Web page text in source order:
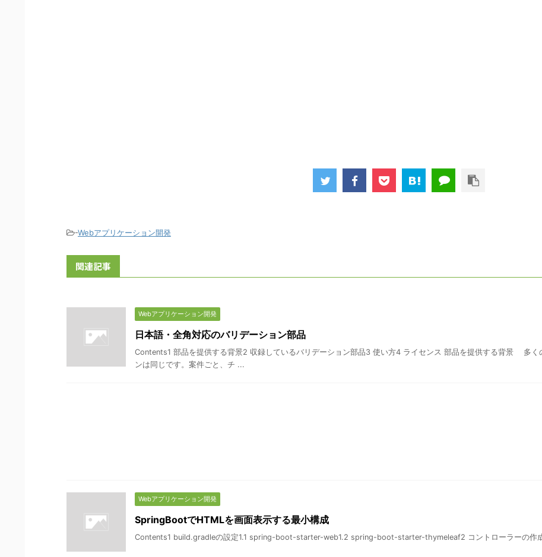
-Webアプリケーション開発
関連記事
Webアプリケーション開発
日本語・全角対応のバリデーション部品
Contents1 部品を提供する背景2 収録しているバリデーション部品3 使い方4 ライセンス 部品を提供する背景 多く
ンは同じです。案件ごと、チ ...
Webアプリケーション開発
SpringBootでHTMLを画面表示する最小構成
Contents1 build.gradleの設定1.1 spring-boot-starter-web1.2 spring-boot-starter-thymeleaf2 コントローラーの作